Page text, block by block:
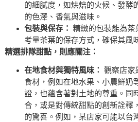
的細膩度，如烘焙的火候、發酵
的色澤、香氣與滋味。
包裝與保存： 精緻的包裝能為茶
考量茶葉的保存方式，確保其風
精選排隊甜點，則應關注：
在地食材與獨特風味： 觀察店家
食材，例如在地水果、小農鮮奶
證，也蘊含著對土地的尊重。同
合，或是對傳統甜點的創新詮釋
的驚喜。例如，某店家可能以台